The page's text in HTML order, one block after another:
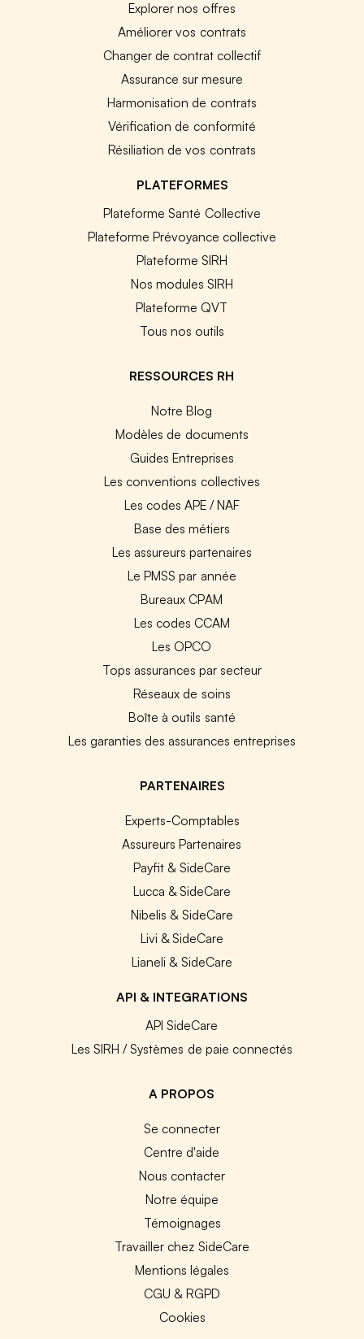
Explorer nos offres
Améliorer vos contrats
Changer de contrat collectif
Assurance sur mesure
Harmonisation de contrats
Vérification de conformité
Résiliation de vos contrats
PLATEFORMES
Plateforme Santé Collective
Plateforme Prévoyance collective
Plateforme SIRH
Nos modules SIRH
Plateforme QVT
Tous nos outils
RESSOURCES RH
Notre Blog
Modèles de documents
Guides Entreprises
Les conventions collectives
Les codes APE / NAF
Base des métiers
Les assureurs partenaires
Le PMSS par année
Bureaux CPAM
Les codes CCAM
Les OPCO
Tops assurances par secteur
Réseaux de soins
Boîte à outils santé
Les garanties des assurances entreprises
PARTENAIRES
Experts-Comptables
Assureurs Partenaires
Payfit & SideCare
Lucca & SideCare
Nibelis & SideCare
Livi & SideCare
Lianeli & SideCare
API & INTEGRATIONS
API SideCare
Les SIRH / Systèmes de paie connectés
A PROPOS
Se connecter
Centre d'aide
Nous contacter
Notre équipe
Témoignages
Travailler chez SideCare
Mentions légales
CGU & RGPD
Cookies